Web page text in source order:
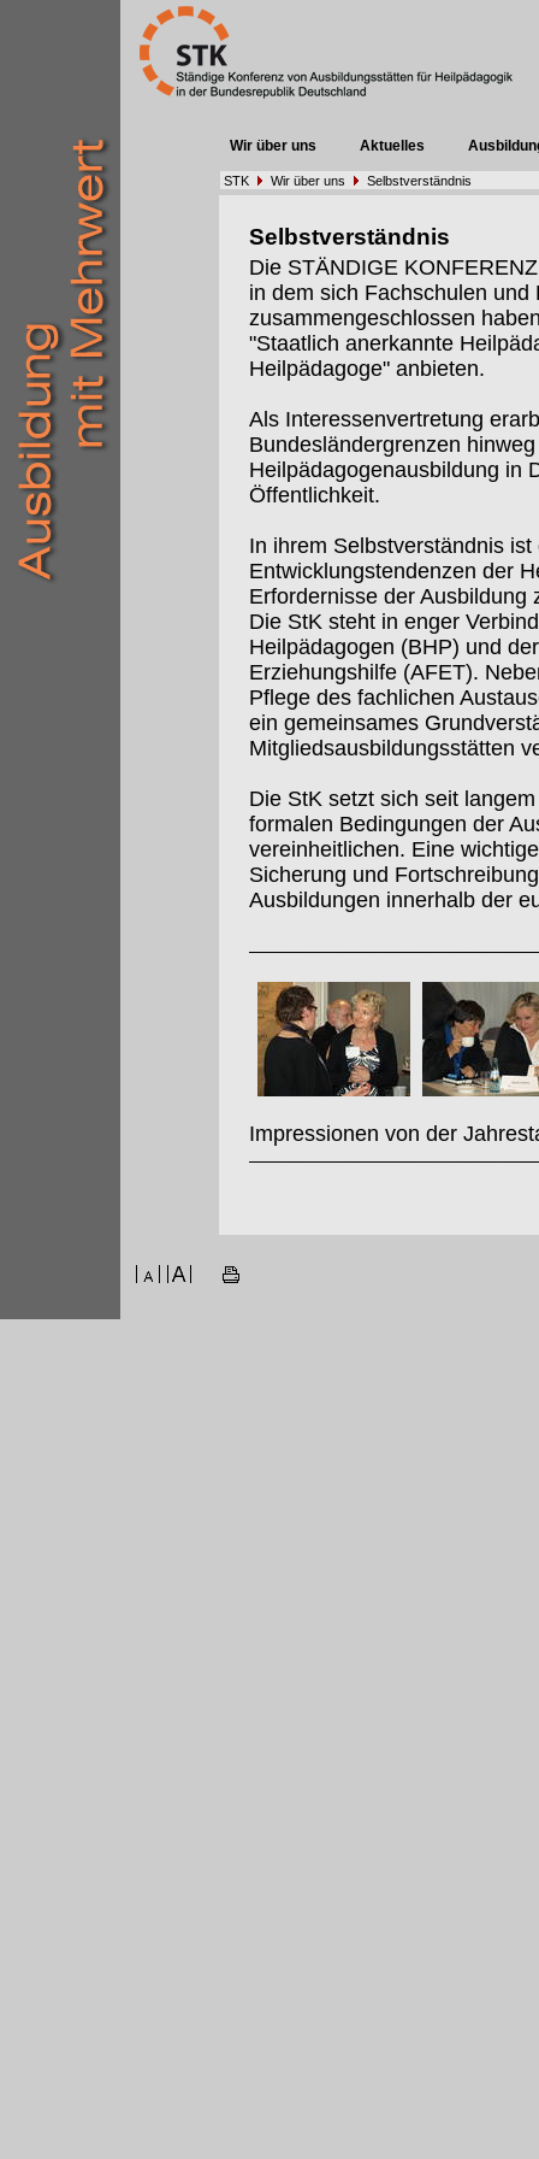
Wir über uns Aktuelles
STK Wir über uns Selbstverständnis
Selbstverständnis
Die STÄNDIGE
in dem sich Fachschulen und
zusammengeschlossen
"Staatlich anerkannte
Heilpädagoge" anbieten.
Als Interessenvertretung
Bundesländergrenzen
Heilpädagogenausbildung in
Öffentlichkeit.
In ihrem Selbstverständnis
Entwicklungstendenzen der
Erfordernisse der Ausbildung
Die StK steht in enger
Heilpädagogen (BHP) und
Erziehungshilfe (AFET).
Pflege des fachlichen
ein gemeinsames
Mitgliedsausbildungsstätten
Die StK setzt sich seit
formalen Bedingungen der
vereinheitlichen. Eine
Sicherung und
Ausbildungen innerhalb der
Impressionen von der